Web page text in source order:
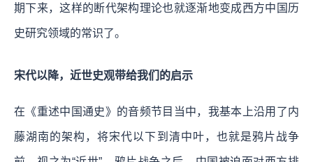
期下来，这样的断代架构理论也就逐渐地变成西方中国历
史研究领域的常识了。
宋代以降，近世史观带给我们的启示
在《重述中国通史》的音频节目当中，我基本上沿用了内
藤湖南的架构，将宋代以下到清中叶，也就是鸦片战争